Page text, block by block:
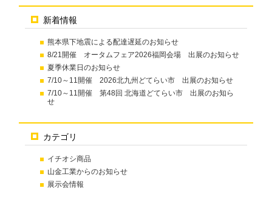
新着情報
熊本県下地震による配達遅延のお知らせ
8/21開催 オータムフェア2026福岡会場 出展のお知らせ
夏季休業日のお知らせ
7/10～11開催 2026北九州どてらい市 出展のお知らせ
7/10～11開催 第48回 北海道どてらい市 出展のお知ら
せ
カテゴリ
イチオシ商品
山金工業からのお知らせ
展示会情報